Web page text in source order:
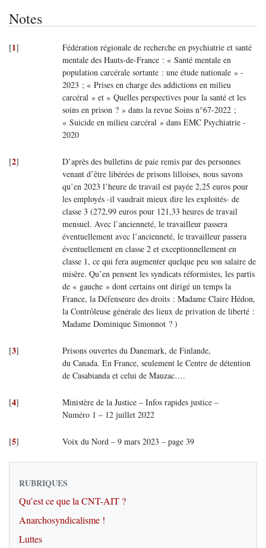
Notes
[1]
Fédération régionale de recherche en psychiatrie et santé
mentale des Hauts-de-France : « Santé mentale en
population carcérale sortante : une étude nationale » -
2023 ; « Prises en charge des addictions en milieu
carcéral » et « Quelles perspectives pour la santé et les
soins en prison ? » dans la revue Soins n°67-2022 ;
« Suicide en milieu carcéral » dans EMC Psychiatrie -
2020
[2]
D’après des bulletins de paie remis par des personnes
venant d’être libérées de prisons lilloises, nous savons
qu’en 2023 l’heure de travail est payée 2,25 euros pour
les employés -il vaudrait mieux dire les exploités- de
classe 3 (272,99 euros pour 121,33 heures de travail
mensuel. Avec l’ancienneté, le travailleur passera
éventuellement avec l’ancienneté, le travailleur passera
éventuellement en classe 2 et exceptionnellement en
classe 1, ce qui fera augmenter quelque peu son salaire de
misère. Qu’en pensent les syndicats réformistes, les partis
de « gauche » dont certains ont dirigé un temps la
France, la Défenseure des droits : Madame Claire Hédon,
la Contrôleuse générale des lieux de privation de liberté :
Madame Dominique Simonnot ? )
[3]
Prisons ouvertes du Danemark, de Finlande,
du Canada. En France, seulement le Centre de détention
de Casabianda et celui de Mauzac….
[4]
Ministère de la Justice – Infos rapides justice –
Numéro 1 – 12 juillet 2022
[5] Voix du Nord – 9 mars 2023 – page 39
RUBRIQUES
Qu’est ce que la CNT-AIT ?
Anarchosyndicalisme !
Luttes